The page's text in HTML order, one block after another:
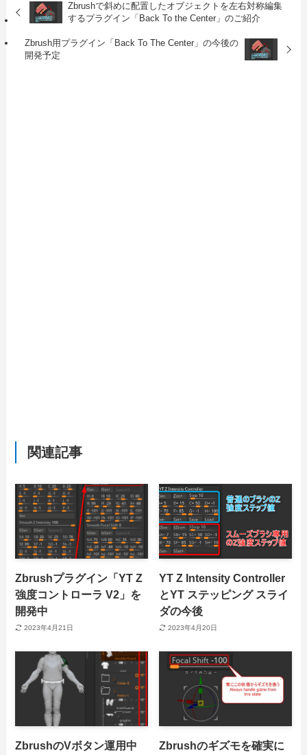
Zbrushで斜めに配置したオブジェクトを左右対称編集
するプラグイン「Back To the Center」のご紹介
Zbrush用プラグイン「Back To The Center」の今後の
開発予定
関連記事
Zbrushプラグイン「YT Z
強度コントローラ V2」を
開発中
2023年4月21日
YT Z Intensity Controller
とYT ステッピング スライ
ダの今後
2023年4月20日
ZbrushのVボタン運用中 Zbrushのギズモを確実に